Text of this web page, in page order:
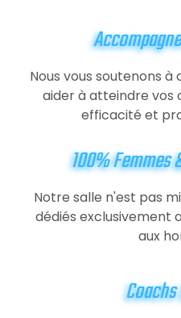
Nous vous soutenons
aider à atteindre vos
efficacité et
100% Femmes
Notre salle n'est pas
dédiés exclusivement
aux